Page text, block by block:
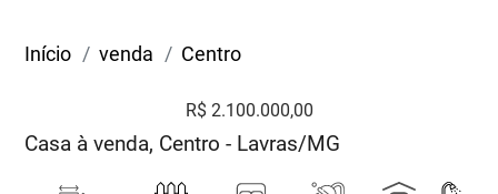
Início venda Centro
R$ 2.100.000,00
Casa à venda, Centro - Lavras/MG